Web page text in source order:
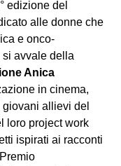
edizione del
alle donne che
e onco-
si avvale della
Anica
in cinema,
allievi del
loro project work
ispirati ai racconti